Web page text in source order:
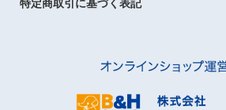
特定商取引に基づく表記